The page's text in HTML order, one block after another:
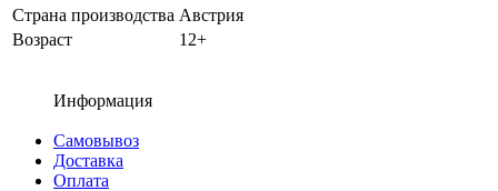
Страна производства Австрия
Возраст
12+
Информация
Самовывоз
Доставка
Оплата